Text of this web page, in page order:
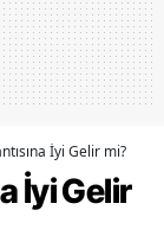
İyi Gelir mi?
İyi Gelir